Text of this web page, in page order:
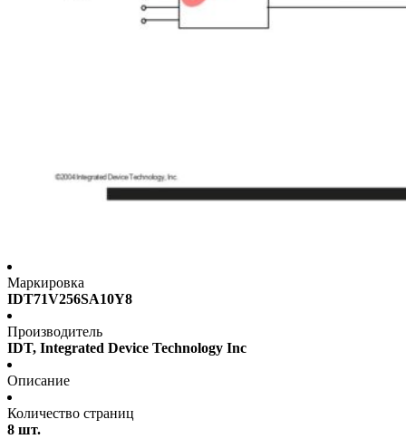
Маркировка
IDT71V256SA10Y8
Производитель
IDT, Integrated Device Technology Inc
Описание
Количество страниц
8 шт.